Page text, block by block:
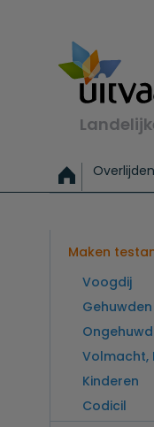
Exclusieve
Maken
Voogdij
Gehuwden
Volmacht,
Kinderen
Codicil